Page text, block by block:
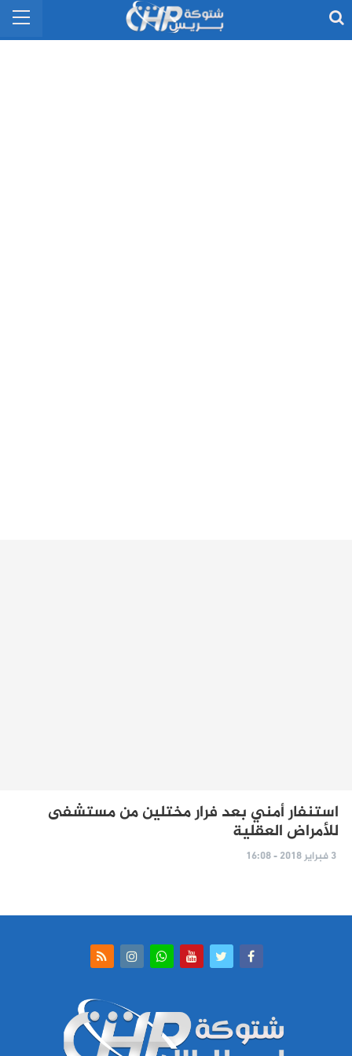
استنفار أمني بعد فرار مختلين من مستشفى
للأمراض العقلية
3 فبراير 2018 - 16:08